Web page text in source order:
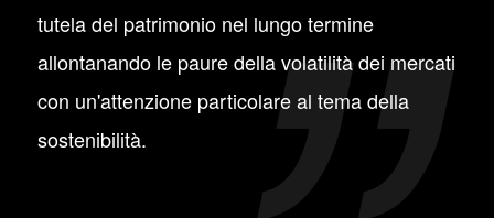
tutela del patrimonio nel lungo termine
allontanando le paure della volatilità dei mercati
con un'attenzione particolare al tema della
sostenibilità.